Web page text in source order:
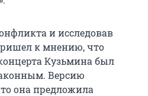
и исследовав
к мнению, что
Кузьмина был
Версию
она предложила